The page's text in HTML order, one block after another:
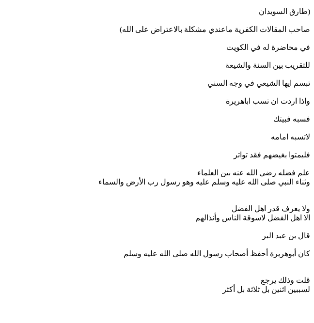
(طارق السويدان
صاحب المقالات الكفرية ماعندي مشكلة بالاعتراض على الله)
في محاضرة له في الكويت
للتقريب بين السنة والشيعة
تبسم ايها الشيعي في وجه السني
واذا اردت ان تسب اباهريرة
فسبه فبيتك
لاتسبه امامه
فليمتوا بغيضهم فقد تواتر
علم فضله رضي الله عنه بين العلماء
وثناء النبي صلى الله عليه وسلم عليه وهو رسول رب الأرض والسماء
ولا يعرف قدر اهل الفضل
الا اهل الفضل لاسوقة الناس وأنذالهم
قال بن عبد البر
كان أبوهريرة أحفظ أصحاب رسول الله صلى الله عليه وسلم
قلت وذلك يرجع
لسببين اثنين بل ثلاثة بل أكثر